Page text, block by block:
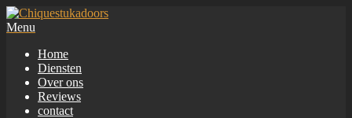
Spring
naar
inhoud
Menu
Home
Diensten
Over ons
Reviews
contact